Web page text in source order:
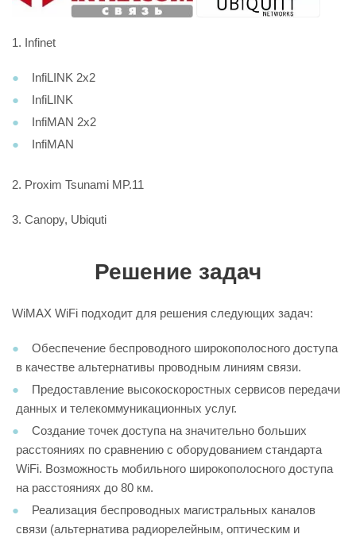
1. Infinet
InfiLINK 2x2
InfiLINK
InfiMAN 2x2
InfiMAN
2. Proxim Tsunami MP.11
3. Canopy, Ubiquti
Решение задач
WiMAX WiFi подходит для решения следующих задач:
Обеспечение беспроводного широкополосного доступа
в качестве альтернативы проводным линиям связи.
Предоставление высокоскоростных сервисов передачи
данных и телекоммуникационных услуг.
Создание точек доступа на значительно больших
расстояниях по сравнению с оборудованием стандарта
WiFi. Возможность мобильного широкополосного доступа
на расстояниях до 80 км.
Реализация беспроводных магистральных каналов
связи (альтернатива радиорелейным, оптическим и